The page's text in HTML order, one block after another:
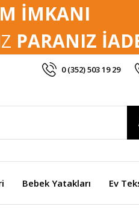
İMKANI
PARANIZ
0 (352) 503 19 29
Bebek Yatakları Ev